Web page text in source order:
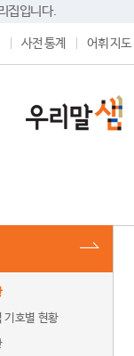
집입니다.
사전 통계 어휘 지도
기호별 현황